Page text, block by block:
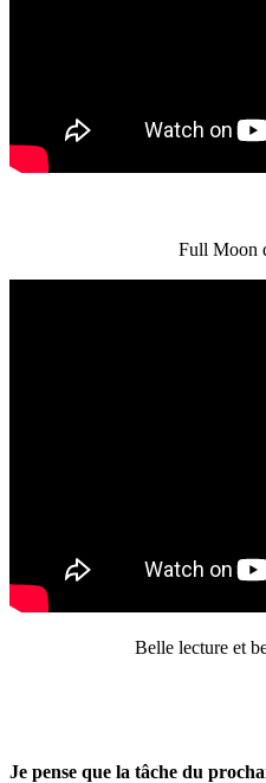
Full Moon
Belle lecture et
Je pense que la tâche du